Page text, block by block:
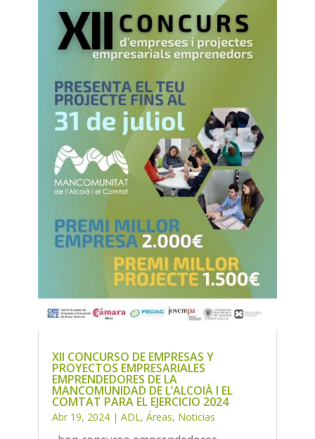
XII CONCURSO DE EMPRESAS Y
PROYECTOS EMPRESARIALES
EMPRENDEDORES DE LA
MANCOMUNIDAD DE L’ALCOIÀ I EL
COMTAT PARA EL EJERCICIO 2024
Abr 19, 2024| ADL , Áreas, Noticias